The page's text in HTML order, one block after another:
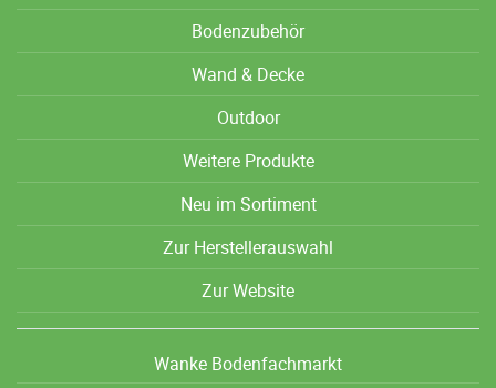
Bodenzubehör
Wand & Decke
Outdoor
Weitere Produkte
Neu im Sortiment
Zur Herstellerauswahl
Zur Website
Wanke Bodenfachmarkt